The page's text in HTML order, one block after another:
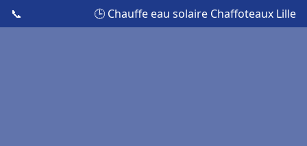
📞 🕒 Chauffe eau solaire Chaffoteaux Lille